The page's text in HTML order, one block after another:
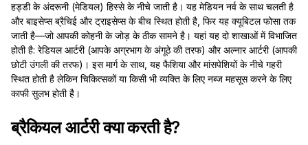
हड्डी के अंदरूनी (मेडियल) हिस्से के नीचे जाती है। यह मेडियन नर्व के साथ चलती है
और बाइसेप्स ब्रैचिई और ट्राइसेप्स के बीच स्थित होती है, फिर यह क्यूबिटल फोसा तक
जाती है—जो आपकी कोहनी के जोड़ के ठीक सामने है। यहां यह दो शाखाओं में विभाजित
होती है: रेडियल आर्टरी (आपके अग्रभाग के अंगूठे की तरफ) और अल्नार आर्टरी (आपकी
छोटी उंगली की तरफ)। इस मार्ग के साथ, यह फैशिया और मांसपेशियों के नीचे गहरी
स्थित होती है लेकिन चिकित्सकों या किसी भी व्यक्ति के लिए नब्ज महसूस करने के लिए
काफी सुलभ होती है।
ब्रैकियल आर्टरी क्या करती है?